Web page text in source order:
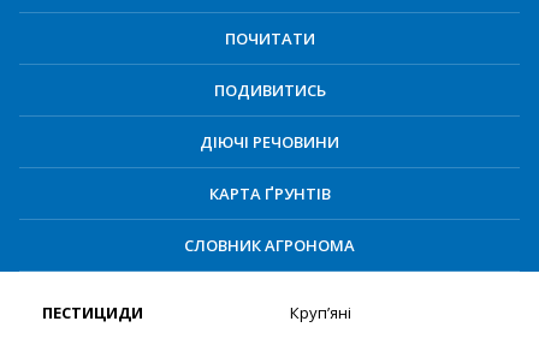
ПОЧИТАТИ
ПОДИВИТИСЬ
ДІЮЧІ РЕЧОВИНИ
КАРТА ҐРУНТІВ
СЛОВНИК АГРОНОМА
ПЕСТИЦИДИ Круп’яні